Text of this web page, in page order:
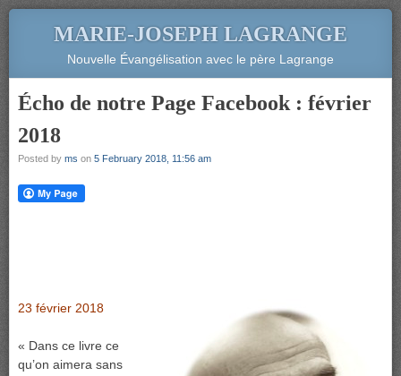
MARIE-JOSEPH LAGRANGE
Nouvelle Évangélisation avec le père Lagrange
Écho de notre Page Facebook : février
2018
Posted by ms on 5 February 2018, 11:56 am
23 février 2018
« Dans ce livre ce
qu’on aimera sans